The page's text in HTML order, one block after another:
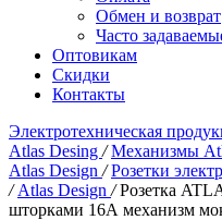
Обмен и возврат
Часто
Оптовикам
Скидки
Контакты
Электротехническая
Atlas Desing / Механизмы
Atlas Design / Розетки
/ Atlas Design / Розетка
шторками 16А механизм